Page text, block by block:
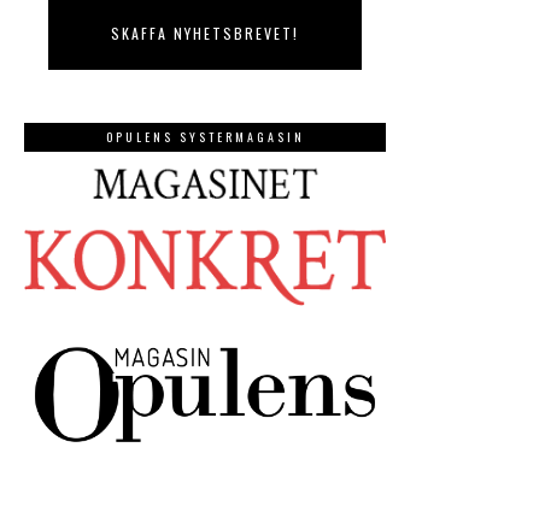
OPULENS SYSTERMAGASIN